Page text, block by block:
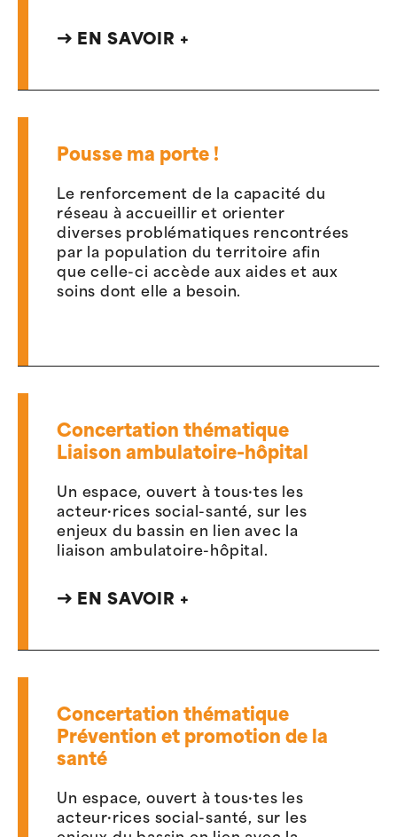
EN SAVOIR +
Pousse ma porte !
Le renforcement de la capacité du
réseau à accueillir et orienter
diverses problématiques rencontrées
par la population du territoire afin
que celle-ci accède aux aides et aux
soins dont elle a besoin.
Concertation thématique
Liaison ambulatoire-hôpital
Un espace, ouvert à tous·tes les
acteur·rices social-santé, sur les
enjeux du bassin en lien avec la
liaison ambulatoire-hôpital.
EN SAVOIR +
Concertation thématique
Prévention et promotion de la
santé
Un espace, ouvert à tous·tes les
acteur·rices social-santé, sur les